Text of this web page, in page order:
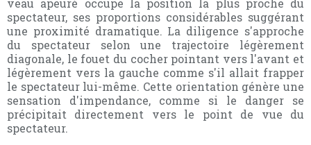
veau apeuré occupe la position la plus proche du
spectateur, ses proportions considérables suggérant
une proximité dramatique. La diligence s'approche
du spectateur selon une trajectoire légèrement
diagonale, le fouet du cocher pointant vers l'avant et
légèrement vers la gauche comme s'il allait frapper
le spectateur lui-même. Cette orientation génère une
sensation d'impendance, comme si le danger se
précipitait directement vers le point de vue du
spectateur.